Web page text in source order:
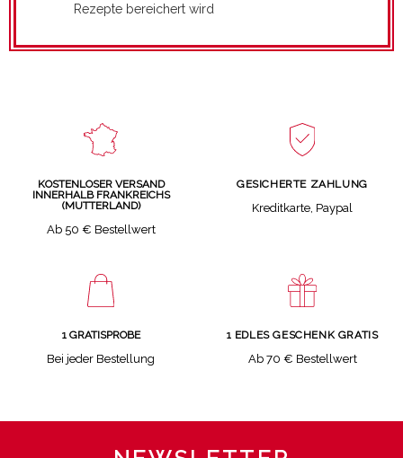
Rezepte bereichert wird
KOSTENLOSER VERSAND
INNERHALB FRANKREICHS
(MUTTERLAND)
Ab 50 € Bestellwert
GESICHERTE ZAHLUNG
Kreditkarte, Paypal
1 GRATISPROBE
Bei jeder Bestellung
1 EDLES GESCHENK GRATIS
Ab 70 € Bestellwert